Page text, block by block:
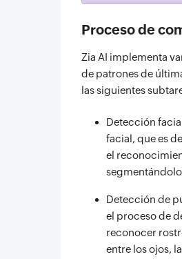
Proceso de
Zia AI implementa
de patrones de
las siguientes
Detección
facial, que es
el
Detección de
el proceso de
reconocer
entre los ojos,